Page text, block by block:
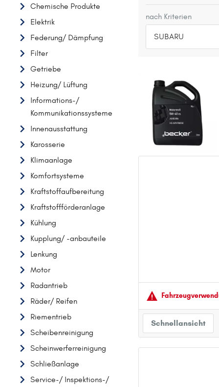
Chemische Produkte
Elektrik
Federung/ Dämpfung
Filter
Getriebe
Heizung/ Lüftung
Informations-/
Kommunikationssysteme
Innenausstattung
Karosserie
Klimaanlage
Komfortsysteme
Kraftstoffaufbereitung
Kraftstoffförderanlage
Kühlung
Kupplung/ -anbauteile
Lenkung
Motor
Radantrieb
Räder/ Reifen
Riementrieb
Scheibenreinigung
Scheinwerferreinigung
Schließanlage
Service-/ Inspektions-/
nach Kriterien
SUBARU
OPEL
MERCEDES-BENZ
FORD
AUDI
DACIA
DAIHATSU
F
Schnellansicht